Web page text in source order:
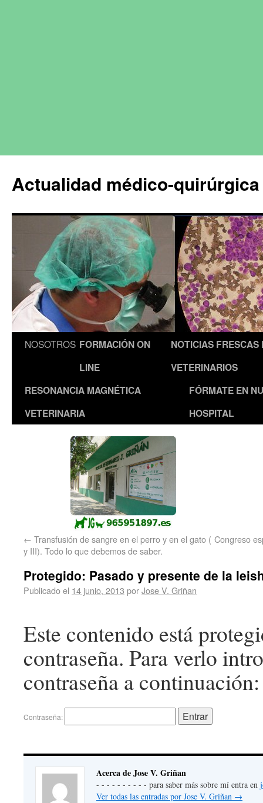
Actualidad médico-
NOSOTROS FORMACIÓN ON
LINE
NOTICIAS FRESCAS
VETERINARIOS
RESONANCIA MAGNÉTICA
VETERINARIA
FÓRMATE EN
HOSPITAL
← Transfusión de sangre en el perro y en el gato (
y III). Todo lo que debemos de saber.
Congreso
Protegido: Pasado y presente de la
Publicado el 14 junio, 2013 porJose V. Griñan
Este contenido está
contraseña. Para verlo
contraseña a continuación:
Contraseña:
Acerca de Jose V. Griñan
- - - - - - - - - - para saber más sobre mí entra en
Ver todas las entradas por Jose V. Griñan →